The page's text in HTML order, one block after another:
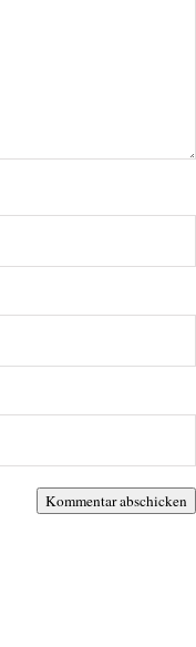
Kommentar abschicken